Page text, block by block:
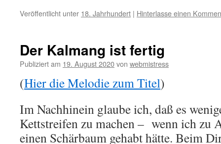
Veröffentlicht unter 18. Jahrhundert | Hinterlasse einen
Der Kalmang ist fertig
Publiziert am 19. August 2020von webmistress
(Hier die Melodie zum Titel)
Im Nachhinein glaube ich, daß es
Kettstreifen zu machen – wenn ich zu
einen Schärbaum gehabt hätte. Beim